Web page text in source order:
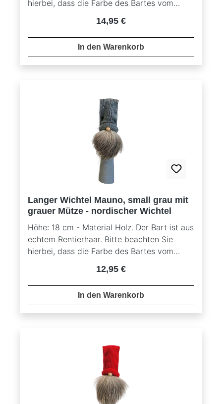
hierbei, dass die Farbe des Bartes vom
ein Naturprodukt handelt.
Regulärer Preis:
14,95 €
In den Warenkorb
Langer Wichtel Mauno, small grau mit
grauer Mütze - nordischer Wichtel
Höhe: 18 cm - Material Holz. Der Bart ist aus
echtem Rentierhaar. Bitte beachten Sie
hierbei, dass die Farbe des Bartes vom
ein Naturprodukt handelt.
Regulärer Preis:
12,95 €
In den Warenkorb